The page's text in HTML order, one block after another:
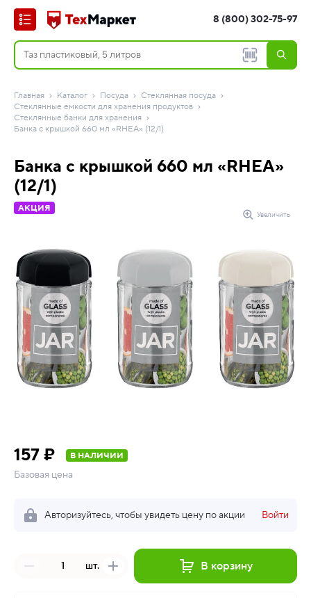
8 (800) 302-75-97
Главная Каталог Посуда
Стеклянная посуда
Стеклянные емкости для хранения продуктов
Стеклянные банки для хранения
Банка с крышкой 660 мл «RHEA» (12/1)
Банка с крышкой 660 мл «RHEA»
(12/1)
АКЦИЯ
Увеличить
157 ₽ В НАЛИЧИИ
Базовая цена
Авторизуйтесь, чтобы увидеть цену по акции Войти
шт. В корзину